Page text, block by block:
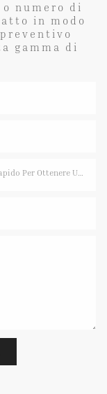
numero di
in modo
gamma di
Una Risposta）